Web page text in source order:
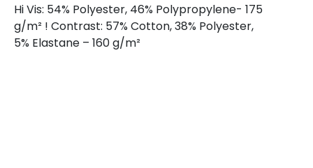
Hi Vis: 54% Polyester, 46% Polypropylene- 175
g/m² ! Contrast: 57% Cotton, 38% Polyester,
5% Elastane – 160 g/m²